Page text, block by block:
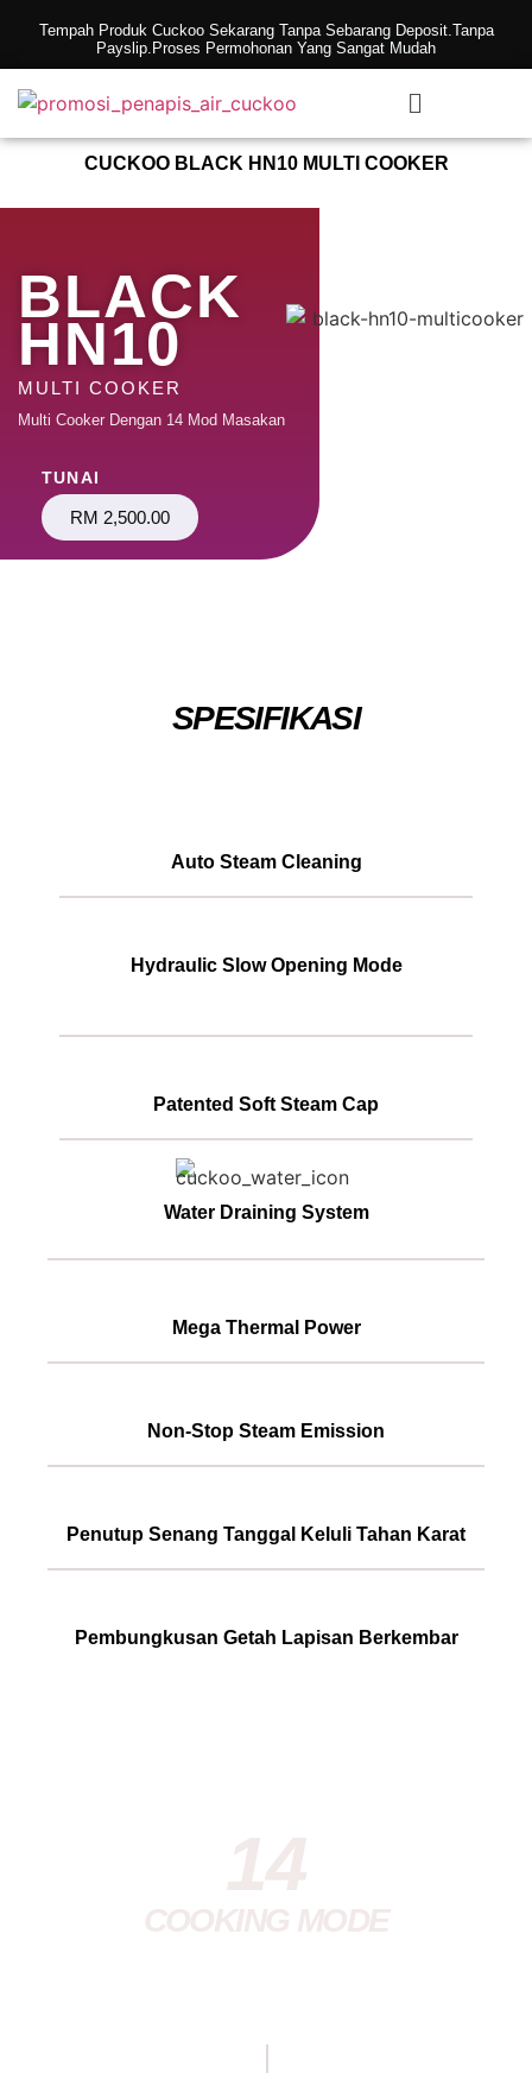
Tempah Produk Cuckoo Sekarang Tanpa Sebarang Deposit.Tanpa
Payslip.Proses Permohonan Yang Sangat Mudah
CUCKOO BLACK HN10 MULTI COOKER
BLACK
HN10
MULTI COOKER
Multi Cooker Dengan 14 Mod Masakan
TUNAI
RM 2,500.00
SPESIFIKASI
Auto Steam Cleaning
Hydraulic Slow Opening Mode
Patented Soft Steam Cap
Water Draining System
Mega Thermal Power
Non-Stop Steam Emission
Penutup Senang Tanggal Keluli Tahan Karat
Pembungkusan Getah Lapisan Berkembar